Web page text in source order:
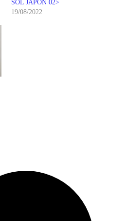
SOL JAPON 02>
19/08/2022